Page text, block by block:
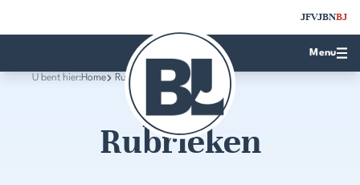
JFVJBNBJ
Menu
U bent hier:Home Rubrieken
Rubrieken